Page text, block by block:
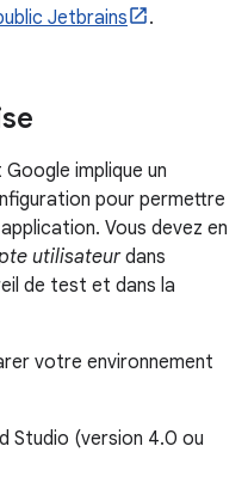
Jetbrains .
implique un
pour permettre
Vous devez en
utilisateurdans
de test et dans la
votre environnement
Studio (version 4.0 ou